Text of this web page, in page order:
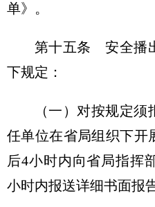
单》。
第十五条 安全播
下规定：
（一）对按规定
任单位在省局组织下开
后4小时内向省局指挥
小时内报送详细书面报告